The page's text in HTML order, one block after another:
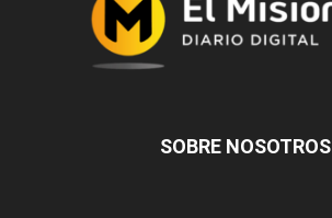
SOBRE NOSOTROS